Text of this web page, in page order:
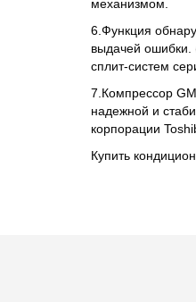
механизмом.
6.Функция
выдачей ошибки.
сплит-систем
7.Компрессор
надежной и
корпорации
Купить